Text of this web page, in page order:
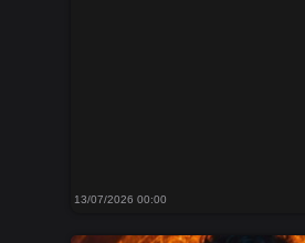
13/07/2026 00:00